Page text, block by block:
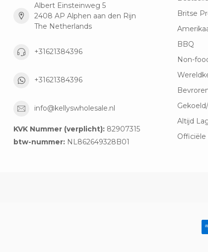
Albert Einsteinweg 5
2408 AP Alphen aan den Rijn
The Netherlands
+31621384396
+31621384396
info@kellyswholesale.nl
KVK Nummer (verplicht): 82907315
btw-nummer: NL862649328B01
Britse
BBQ
Non-
Altijd